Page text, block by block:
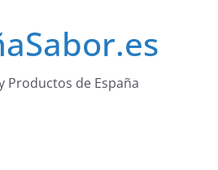
Productos de España